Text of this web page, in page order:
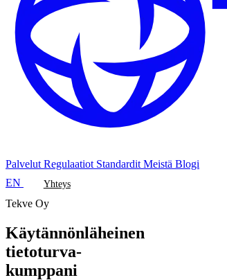
Palvelut Regulaatiot Standardit Meistä Blogi
EN
Yhteys
Tekve Oy
Käytännönläheinen
tietoturva-
kumppani